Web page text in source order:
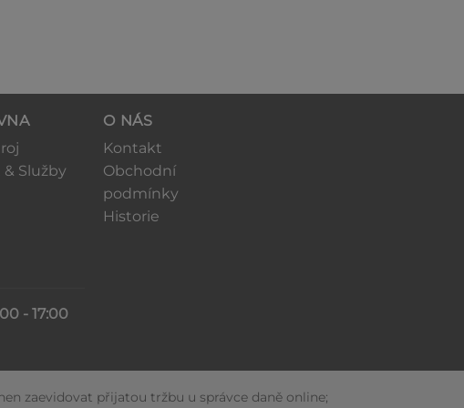
Služby
O NÁS
Kontakt
Obchodní
podmínky
Historie
- 17:00
zaevidovat přijatou tržbu u správce daně online;